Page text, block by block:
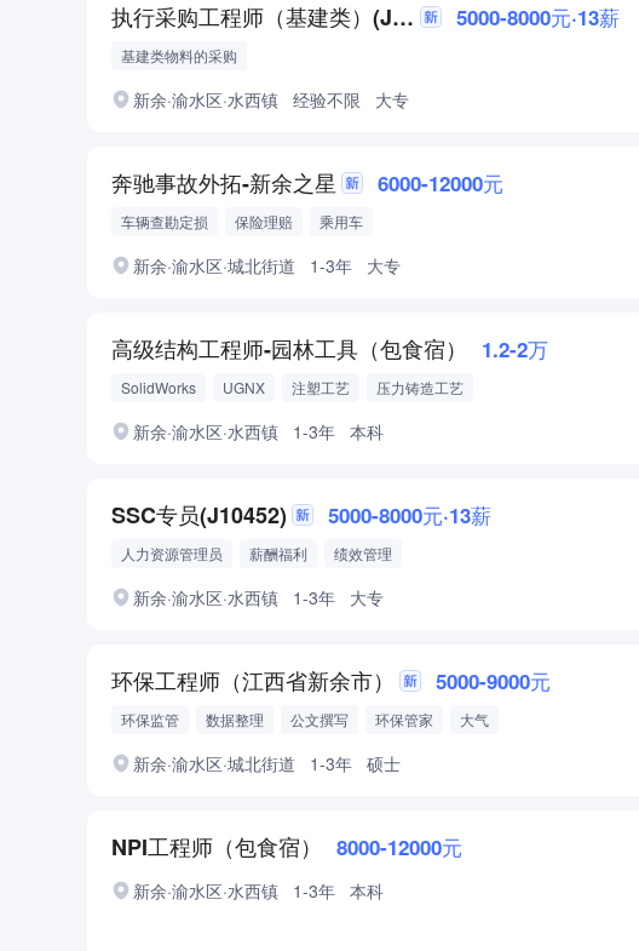
执行采购工程师（基建类）(J10451) 5000-8000元·13薪
基建类物料的采购
新余·渝水区·水西镇 经验不限 大专
奔驰事故外拓-新余之星 6000-12000元
车辆查勘定损 保险理赔 乘用车
新余·渝水区·城北街道 1-3年 大专
高级结构工程师-园林工具（包食宿） 1.2-2万
SolidWorks UGNX 注塑工艺 压力铸造工艺
新余·渝水区·水西镇 1-3年 本科
SSC专员(J10452) 5000-8000元·13薪
人力资源管理员 薪酬福利 绩效管理
新余·渝水区·水西镇 1-3年 大专
环保工程师（江西省新余市） 5000-9000元
环保监管 数据整理 公文撰写 环保管家 大气
新余·渝水区·城北街道 1-3年 硕士
NPI工程师（包食宿） 8000-12000元
新余·渝水区·水西镇 1-3年 本科